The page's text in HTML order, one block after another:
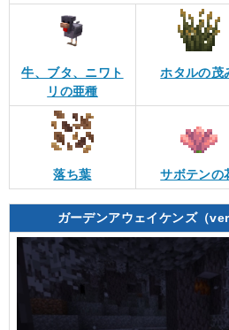
牛、ブタ、ニワト
リの亜種
ホタルの茂
落ち葉 サボテンの
ガーデンアウェイケンズ（